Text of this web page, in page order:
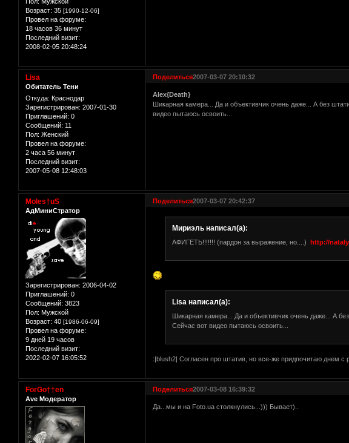
Возраст: 35 [1990-12-06]
Провел на форуме:
18 часов 36 минут
Последний визит:
2008-02-05 20:48:24
Поделиться2007-03-07 20:10:32
Lisa
Обитатель Тени
Откуда: Краснодар
Зарегистрирован: 2007-01-30
Приглашений: 0
Сообщений: 11
Пол: Женский
Провел на форуме:
2 часа 56 минут
Последний визит:
2007-05-08 12:48:03
Alex{Death}
Шикарная камера... Да и объективчик очень даже... А без
видео пытаюсь освоить...
Поделиться2007-03-07 20:42:37
Moles†uS
АдМиниСтратор
Зарегистрирован: 2006-04-02
Приглашений: 0
Сообщений: 3823
Пол: Мужской
Возраст: 40 [1986-06-09]
Провел на форуме:
9 дней 19 часов
Последний визит:
2022-02-07 16:05:52
Мириэль написал(а):
АФИГЕТЬ!!!!!!! (пардон за выражение, но....) http://
Lisa написал(а):
Шикарная камера... Да и объективчик очень даже... А
Сейчас вот видео пытаюсь освоить...
:|blush2| Согласен про штатив, но все-же придпочитаю днем с
Поделиться2007-03-08 16:39:32
ForGo††en
Ave Модератор
Да...мы и на Foto.ua столкнулись...))) Бывает)..